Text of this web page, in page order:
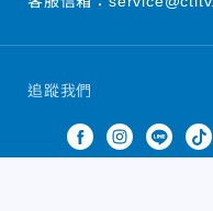
追蹤我們